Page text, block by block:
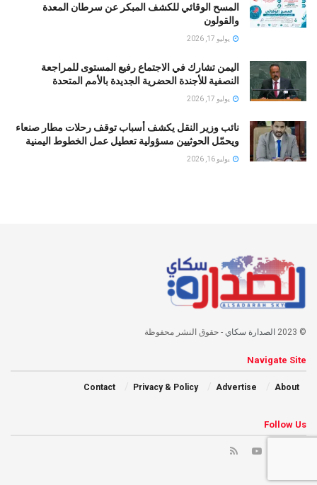
المسح الوقائي للكشف المبكر عن سرطان المعدة
والقولون
يوليو 17, 2026
اليمن تشارك في الاجتماع رفيع المستوى للمراجعة
النصفية للأجندة الحضرية الجديدة بالأمم المتحدة
يوليو 17, 2026
نائب وزير النقل يكشف أسباب توقف رحلات مطار صنعاء
ويحمّل الحوثيين مسؤولية تعطيل عمل الخطوط اليمنية
يوليو 16, 2026
© 2023 الصدارة سكاي - حقوق النشر محفوظة
Navigate Site
About
Advertise
Privacy & Policy
Contact
Follow Us